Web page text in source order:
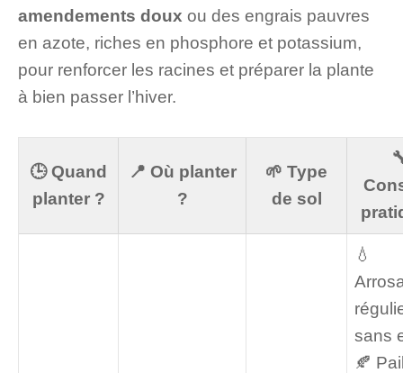
amendements doux ou des engrais pauvres
en azote, riches en phosphore et potassium,
pour renforcer les racines et préparer la plante
à bien passer l’hiver.
🕒 Quand
planter ?
📍 Où planter
?
🌱 Type
de sol
💧
sans
🍂